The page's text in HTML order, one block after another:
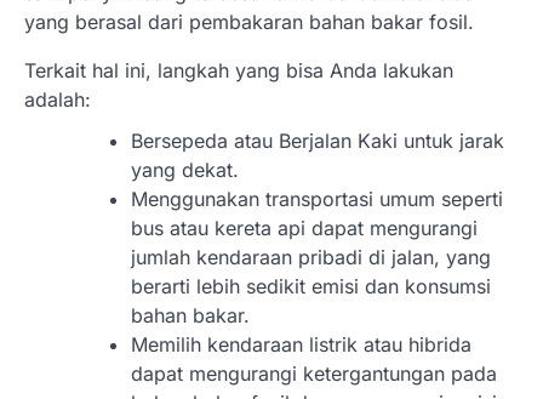
yang berasal dari pembakaran bahan bakar fosil.
Terkait hal ini, langkah yang bisa Anda lakukan
adalah:
Bersepeda atau Berjalan Kaki untuk jarak
yang dekat.
Menggunakan transportasi umum seperti
bus atau kereta api dapat mengurangi
jumlah kendaraan pribadi di jalan, yang
berarti lebih sedikit emisi dan konsumsi
bahan bakar.
Memilih kendaraan listrik atau hibrida
dapat mengurangi ketergantungan pada